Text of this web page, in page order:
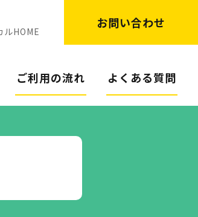
ルHOME
お問い合わせ
ご利用の流れ よくある質問